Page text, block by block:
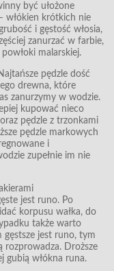
być ułożone
włókien krótkich nie
i gęstość włosia,
zanurzać w farbie,
malarskiej.
pędzle dość
drewna, które
zanurzymy w wodzie.
kupować nieco
pędzle z trzonkami
pędzle markowych
i
zupełnie im nie
jest runo. Po
korpusu wałka, do
także warto
gęstsze jest runo, tym
rozprowadza. Droższe
gubią włókna runa.